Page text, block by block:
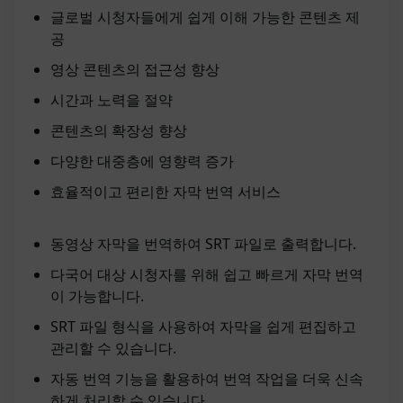
글로벌 시청자들에게 쉽게 이해 가능한 콘텐츠 제
공
영상 콘텐츠의 접근성 향상
시간과 노력을 절약
콘텐츠의 확장성 향상
다양한 대중층에 영향력 증가
효율적이고 편리한 자막 번역 서비스
동영상 자막을 번역하여 SRT 파일로 출력합니다.
다국어 대상 시청자를 위해 쉽고 빠르게 자막 번역
이 가능합니다.
SRT 파일 형식을 사용하여 자막을 쉽게 편집하고
관리할 수 있습니다.
자동 번역 기능을 활용하여 번역 작업을 더욱 신속